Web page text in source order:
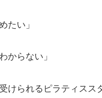
たい」
からない」
けられるピラティスス